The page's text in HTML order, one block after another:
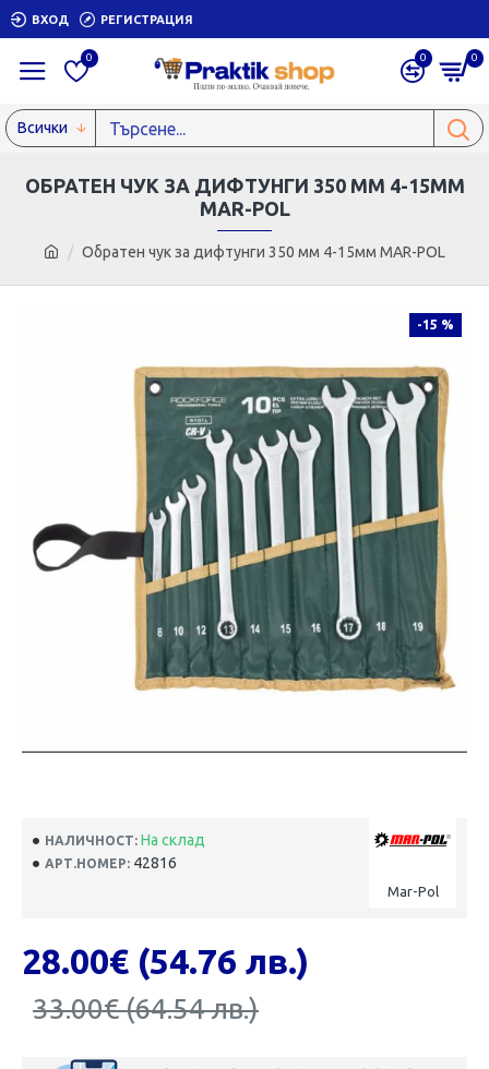
ВХОД РЕГИСТРАЦИЯ
0 0 0
Всички
Обратен чук за дифтунги 350 мм 4-15мм MAR-POL
ОБРАТЕН ЧУК ЗА ДИФТУНГИ 350 ММ 4-15ММ
MAR-POL
-15 %
НАЛИЧНОСТ: На склад
АРТ.НОМЕР: 42816
Mar-Pol
33.00€ (64.54 лв.)
28.00€ (54.76 лв.)